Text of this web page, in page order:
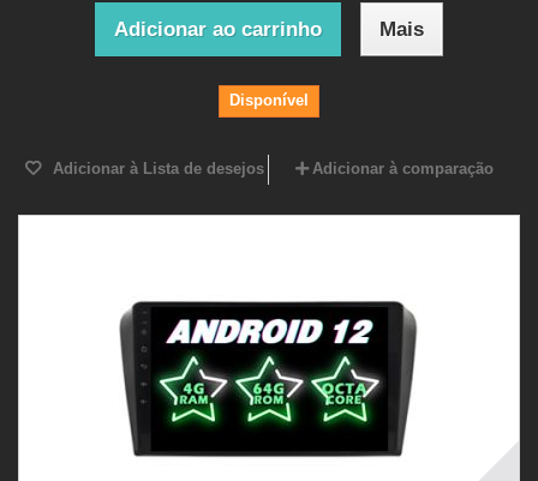
Adicionar ao carrinho Mais
Disponível
Adicionar à Lista de desejos Adicionar à comparação